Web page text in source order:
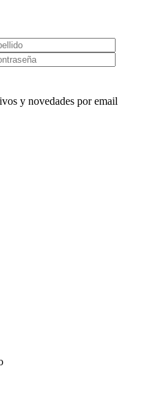
y novedades por email